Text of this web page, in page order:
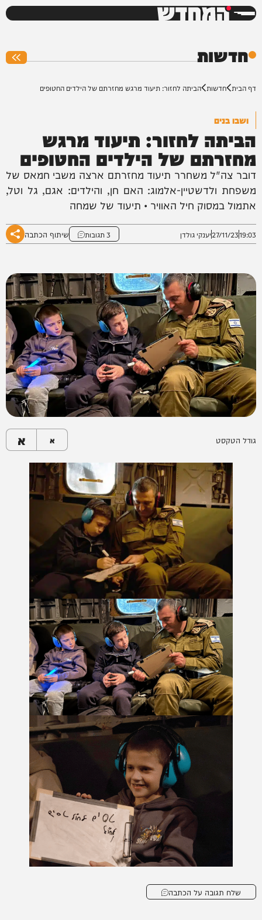
המחדש
חדשות
דף הבית חדשות הביתה לחזור: תיעוד מרגש מחזרתם של הילדים החטופים
ושבו בנים
הביתה לחזור: תיעוד מרגש
מחזרתם של הילדים החטופים
דובר צה"ל משחרר תיעוד מחזרתם ארצה משבי חמאס של
משפחת ולדשטיין-אלמוג: האם חן, והילדים: אגם, גל וטל,
אתמול במסוק חיל האוויר • תיעוד של שמחה
19:03
27/11/23יענקי גולדן 3 תגובות שיתוף הכתבה
גודל הטקסט א א
שלח תגובה על הכתבה